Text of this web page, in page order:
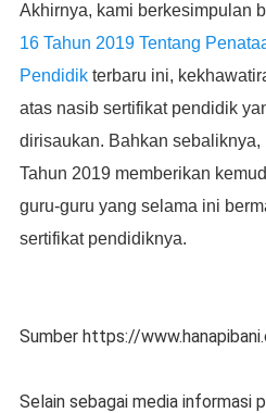
Akhirnya, kami berkesimpulan
16 Tahun 2019 Tentang
Pendidikterbaru ini,
atas nasib sertifikat pendidik
dirisaukan. Bahkan
Tahun 2019 memberikan
guru-guru yang selama ini
sertifikat pendidiknya.
Sumber https://
Selain sebagai media informasi